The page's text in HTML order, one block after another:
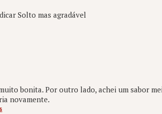
Solto mas agradável
bonita. Por outro lado, achei um sabor
novamente.